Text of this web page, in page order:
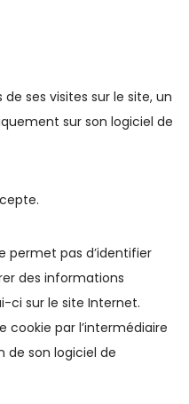
ses visites sur le site, un
sur son logiciel de
permet pas d’identifier
des informations
ci sur le site Internet.
cookie par l’intermédiaire
de son logiciel de